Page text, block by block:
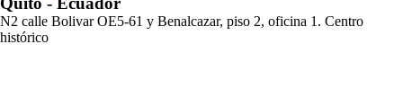
N2 calle Bolivar OE5-61 y Benalcazar, piso 2, oficina 1. Centro
histórico